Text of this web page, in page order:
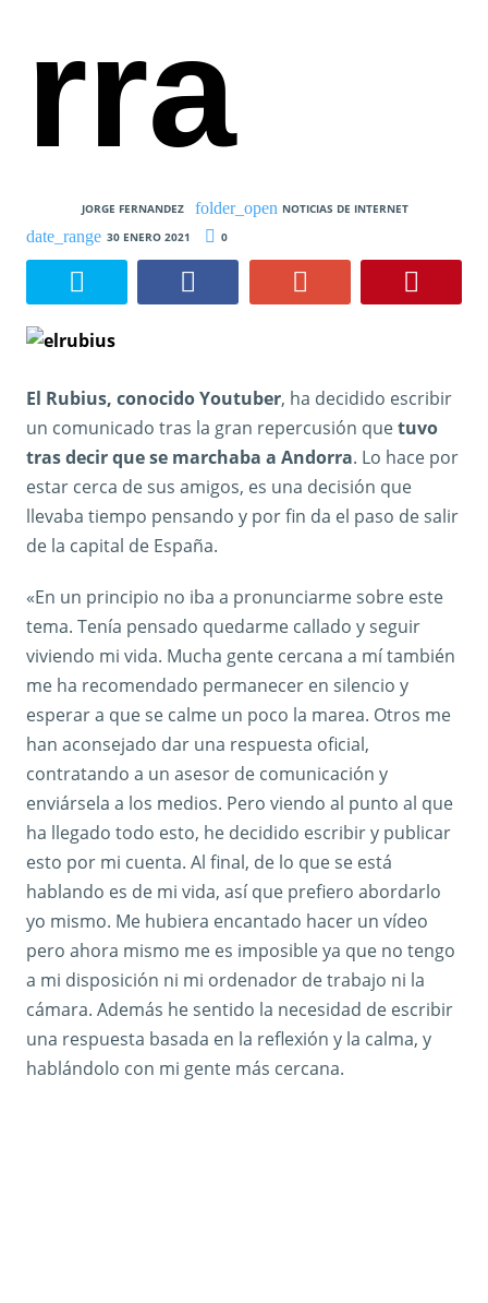
rra
JORGE FERNANDEZ
NOTICIAS DE INTERNET
30 ENERO 2021
0
El Rubius, conocido Youtuber, ha decidido escribir
un comunicado tras la gran repercusión quetuvo
tras decir que se marchaba a Andorra. Lo hace por
estar cerca de sus amigos, es una decisión que
llevaba tiempo pensando y por fin da el paso de salir
de la capital de España.
«En un principio no iba a pronunciarme sobre este
tema. Tenía pensado quedarme callado y seguir
viviendo mi vida. Mucha gente cercana a mí también
me ha recomendado permanecer en silencio y
esperar a que se calme un poco la marea. Otros me
han aconsejado dar una respuesta oficial,
contratando a un asesor de comunicación y
enviársela a los medios. Pero viendo al punto al que
ha llegado todo esto, he decidido escribir y publicar
esto por mi cuenta. Al final, de lo que se está
hablando es de mi vida, así que prefiero abordarlo
yo mismo. Me hubiera encantado hacer un vídeo
pero ahora mismo me es imposible ya que no tengo
a mi disposición ni mi ordenador de trabajo ni la
cámara. Además he sentido la necesidad de escribir
una respuesta basada en la reflexión y la calma, y
hablándolo con mi gente más cercana.